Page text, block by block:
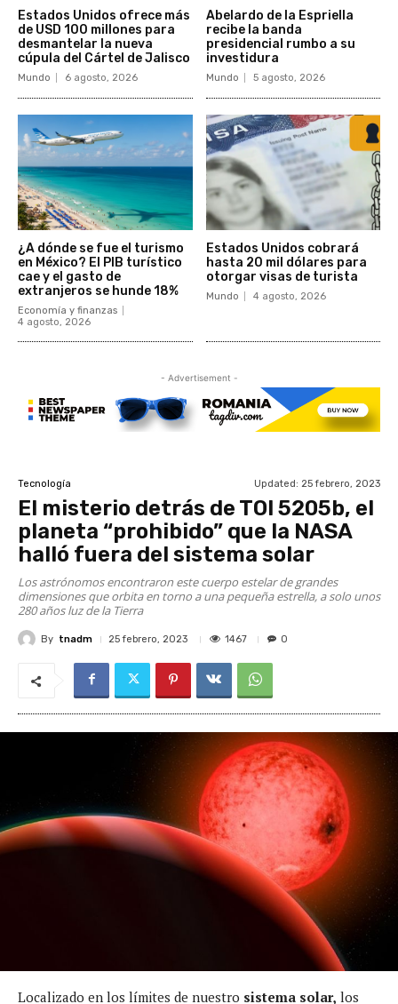
Estados Unidos ofrece más
de USD 100 millones para
desmantelar la nueva
cúpula del Cártel de Jalisco
Mundo 6 agosto, 2026
Abelardo de la Espriella
recibe la banda
presidencial rumbo a su
investidura
Mundo 5 agosto, 2026
¿A dónde se fue el turismo
en México? El PIB turístico
cae y el gasto de
extranjeros se hunde 18%
Economía y finanzas
4 agosto, 2026
Estados Unidos cobrará
hasta 20 mil dólares para
otorgar visas de turista
Mundo 4 agosto, 2026
- Advertisement -